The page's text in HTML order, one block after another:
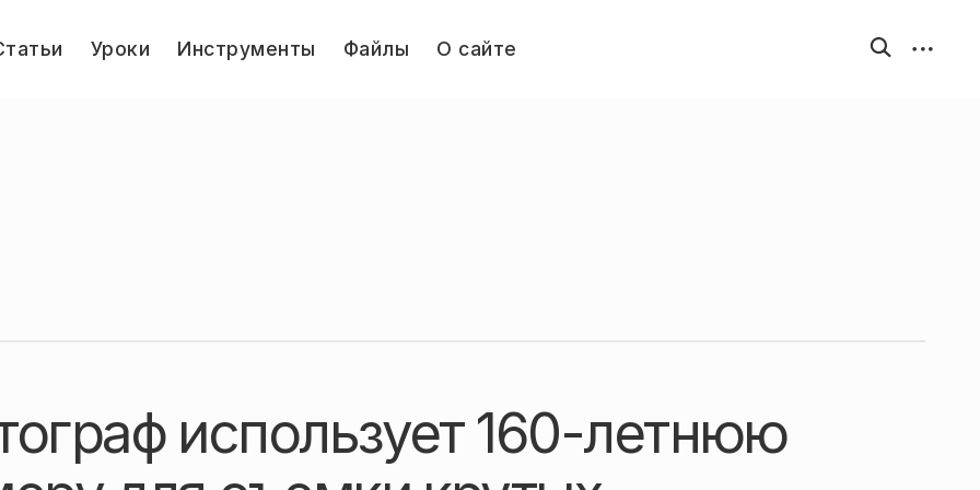
Уроки Инструменты Файлы О сайте
открыть
форму
открыть
использует 160-летнюю